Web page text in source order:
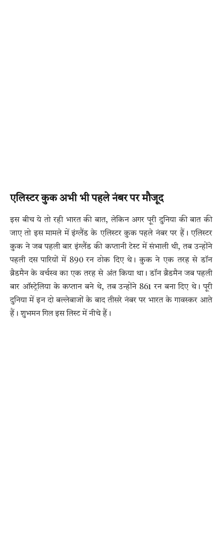
एलिस्टर कुक अभी भी पहले नंबर पर मौजूद
इस बीच ये तो रही भारत की बात, लेकिन अगर पूरी दुनिया की बात की
जाए तो इस मामले में इंग्लैंड के एलिस्टर कुक पहले नंबर पर हैं। एलिस्टर
कुक ने जब पहली बार इंग्लैंड की कप्तानी टेस्ट में संभाली थी, तब उन्होंने
पहली दस पारियों में 890 रन ठोक दिए थे। कुक ने एक तरह से डॉन
ब्रैडमैन के वर्चस्व का एक तरह से अंत किया था। डॉन ब्रैडमैन जब पहली
बार ऑस्ट्रेलिया के कप्तान बने थे, तब उन्होंने 861 रन बना दिए थे। पूरी
दुनिया में इन दो बल्लेबाजों के बाद तीसरे नंबर पर भारत के गावस्कर आते
हैं। शुभमन गिल इस लिस्ट में नीचे हैं।